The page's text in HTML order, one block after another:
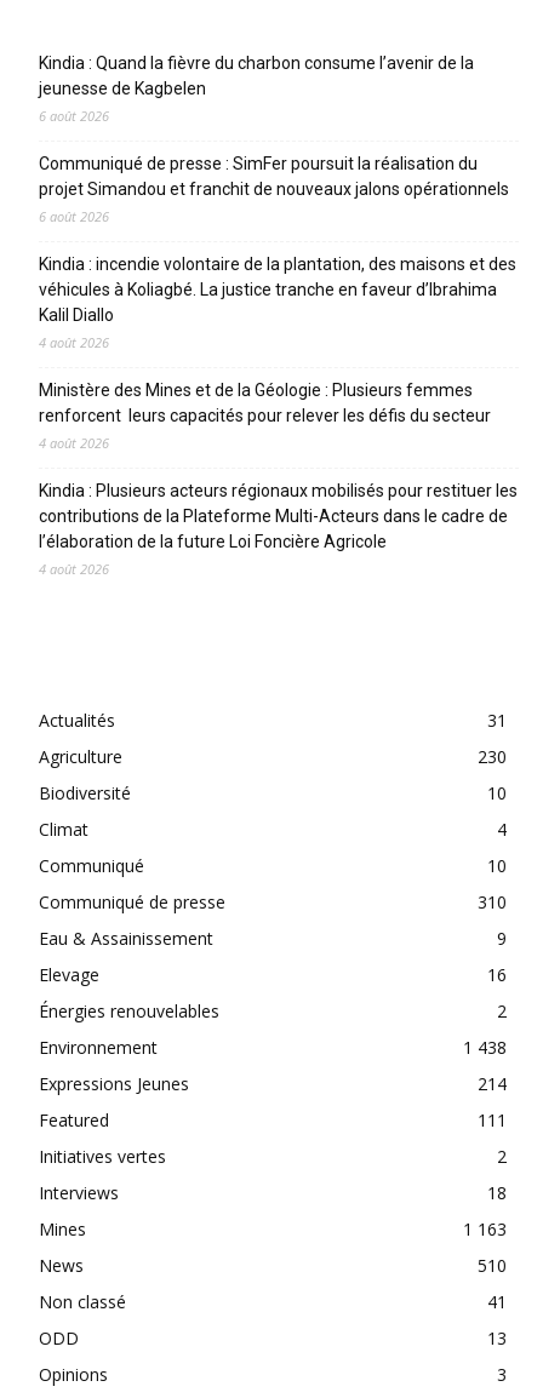
Kindia : Quand la fièvre du charbon consume l’avenir de la
jeunesse de Kagbelen
6 août 2026
Communiqué de presse : SimFer poursuit la réalisation du
projet Simandou et franchit de nouveaux jalons opérationnels
6 août 2026
Kindia : incendie volontaire de la plantation, des maisons et des
véhicules à Koliagbé. La justice tranche en faveur d’Ibrahima
Kalil Diallo
4 août 2026
Ministère des Mines et de la Géologie : Plusieurs femmes
renforcent leurs capacités pour relever les défis du secteur
4 août 2026
Kindia : Plusieurs acteurs régionaux mobilisés pour restituer les
contributions de la Plateforme Multi-Acteurs dans le cadre de
l’élaboration de la future Loi Foncière Agricole
4 août 2026
Actualités
31
Agriculture
230
Biodiversité
10
Climat
4
Communiqué
10
Communiqué de presse
310
Eau & Assainissement
9
Elevage
16
Énergies renouvelables
2
Environnement
1 438
Expressions Jeunes
214
Featured
111
Initiatives vertes
2
Interviews
18
Mines
1 163
News
510
Non classé
41
ODD
13
Opinions
3